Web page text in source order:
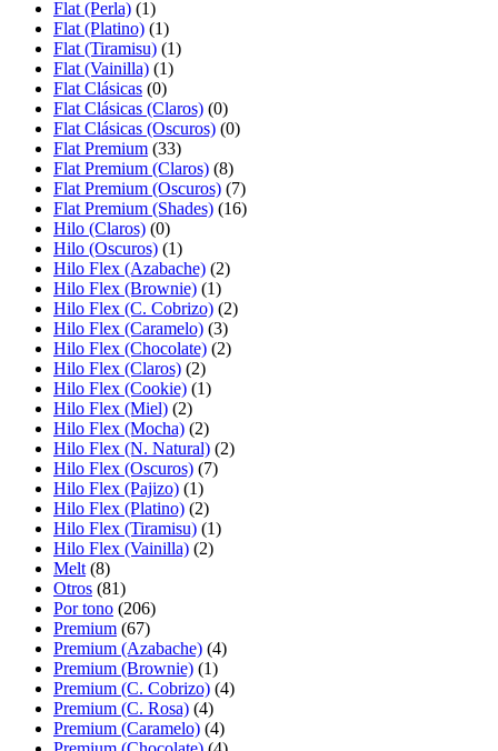
Flat (Perla) (1)
Flat (Platino) (1)
Flat (Tiramisu) (1)
Flat (Vainilla) (1)
Flat Clásicas (0)
Flat Clásicas (Claros) (0)
Flat Clásicas (Oscuros) (0)
Flat Premium (33)
Flat Premium (Claros) (8)
Flat Premium (Oscuros) (7)
Flat Premium (Shades) (16)
Hilo (Claros) (0)
Hilo (Oscuros) (1)
Hilo Flex (Azabache) (2)
Hilo Flex (Brownie) (1)
Hilo Flex (C. Cobrizo) (2)
Hilo Flex (Caramelo) (3)
Hilo Flex (Chocolate) (2)
Hilo Flex (Claros) (2)
Hilo Flex (Cookie) (1)
Hilo Flex (Miel) (2)
Hilo Flex (Mocha) (2)
Hilo Flex (N. Natural) (2)
Hilo Flex (Oscuros) (7)
Hilo Flex (Pajizo) (1)
Hilo Flex (Platino) (2)
Hilo Flex (Tiramisu) (1)
Hilo Flex (Vainilla) (2)
Melt (8)
Otros (81)
Por tono (206)
Premium (67)
Premium (Azabache) (4)
Premium (Brownie) (1)
Premium (C. Cobrizo) (4)
Premium (C. Rosa) (4)
Premium (Caramelo) (4)